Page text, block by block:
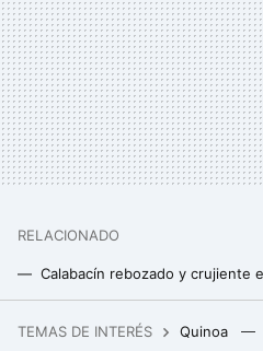
RELACIONADO
TEMAS DE INTERÉS Quinoa